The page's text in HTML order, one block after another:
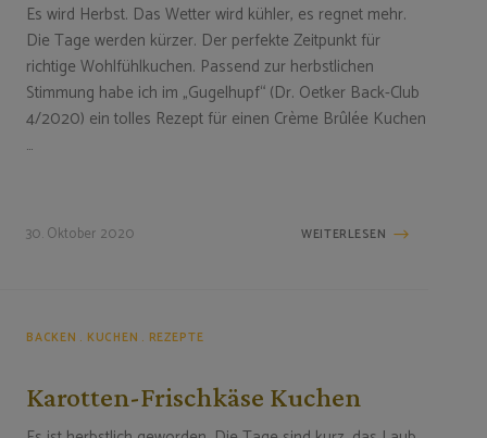
Es wird Herbst. Das Wetter wird kühler, es regnet mehr.
Die Tage werden kürzer. Der perfekte Zeitpunkt für
richtige Wohlfühlkuchen. Passend zur herbstlichen
Stimmung habe ich im „Gugelhupf“ (Dr. Oetker Back-Club
4/2020) ein tolles Rezept für einen Crème Brûlée Kuchen
…
30. Oktober 2020 WEITERLESEN
BACKEN KUCHEN REZEPTE
Karotten-Frischkäse Kuchen